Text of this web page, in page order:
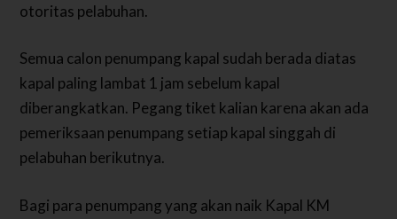
otoritas pelabuhan.
Semua calon penumpang kapal sudah berada diatas
kapal paling lambat 1 jam sebelum kapal
diberangkatkan. Pegang tiket kalian karena akan ada
pemeriksaan penumpang setiap kapal singgah di
pelabuhan berikutnya.
Bagi para penumpang yang akan naik Kapal KM